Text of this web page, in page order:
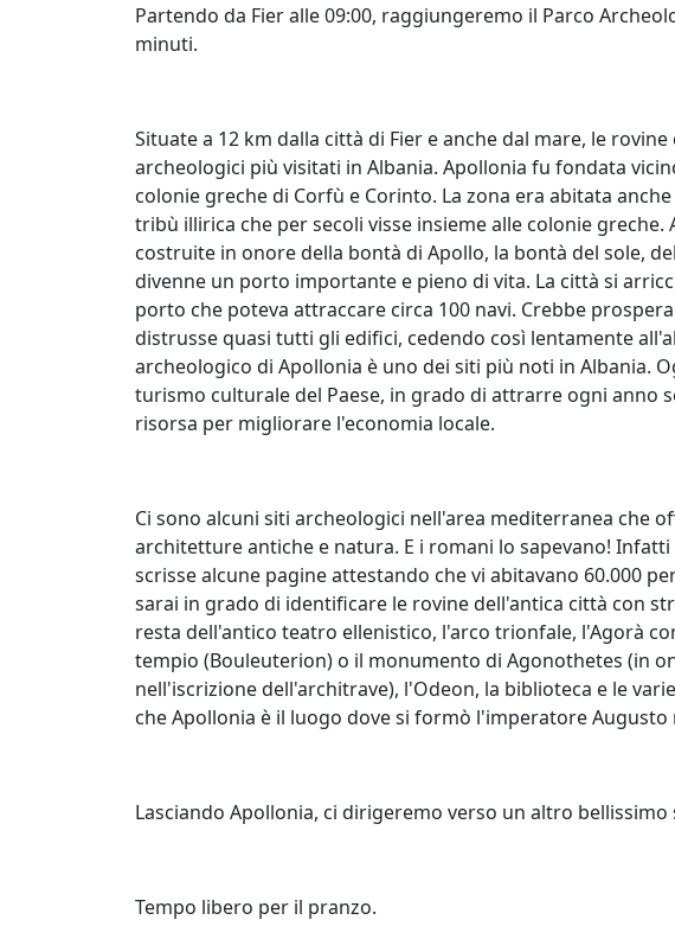
Partendo da Fier alle 09:00, raggiungeremo il Parco
minuti.
Situate a 12 km dalla città di Fier e anche dal mare, le
archeologici più visitati in Albania. Apollonia fu fondata
colonie greche di Corfù e Corinto. La zona era abitata
tribù illirica che per secoli visse insieme alle colonie greche.
costruite in onore della bontà di Apollo, la bontà del sole,
divenne un porto importante e pieno di vita. La città si
porto che poteva attraccare circa 100 navi. Crebbe
distrusse quasi tutti gli edifici, cedendo così lentamente
archeologico di Apollonia è uno dei siti più noti in Albania.
turismo culturale del Paese, in grado di attrarre ogni anno
risorsa per migliorare l'economia locale.
Ci sono alcuni siti archeologici nell'area mediterranea che
architetture antiche e natura. E i romani lo sapevano!
scrisse alcune pagine attestando che vi abitavano 60.000
sarai in grado di identificare le rovine dell'antica città con
resta dell'antico teatro ellenistico, l'arco trionfale, l'Agorà
tempio (Bouleuterion) o il monumento di Agonothetes (in
nell'iscrizione dell'architrave), l'Odeon, la biblioteca e le
che Apollonia è il luogo dove si formò l'imperatore Augusto
Lasciando Apollonia, ci dirigeremo verso un altro bellissimo
Tempo libero per il pranzo.